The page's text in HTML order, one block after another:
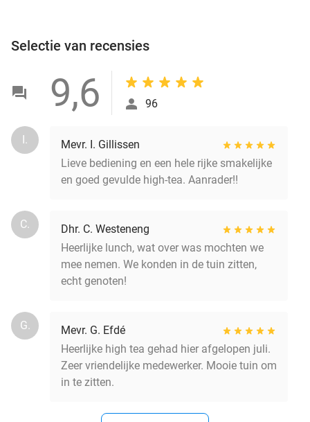
Selectie van recensies
9,6 96
I.
Mevr. I. Gillissen
Lieve bediening en een hele rijke smakelijke
en goed gevulde high-tea. Aanrader!!
C.
Dhr. C. Westeneng
Heerlijke lunch, wat over was mochten we
mee nemen. We konden in de tuin zitten,
echt genoten!
G.
Mevr. G. Efdé
Heerlijke high tea gehad hier afgelopen juli.
Zeer vriendelijke medewerker. Mooie tuin om
in te zitten.